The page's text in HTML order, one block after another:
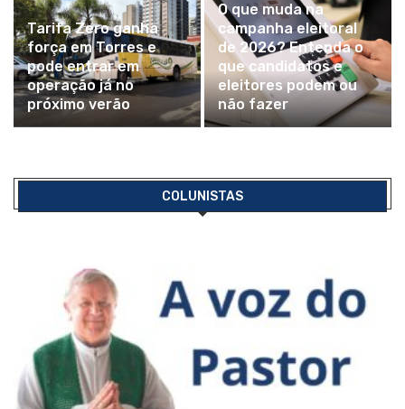
Tarifa Zero ganha
força em Torres e
pode entrar em
operação já no
próximo verão
O que muda na
campanha eleitoral
de 2026? Entenda o
que candidatos e
eleitores podem ou
não fazer
COLUNISTAS